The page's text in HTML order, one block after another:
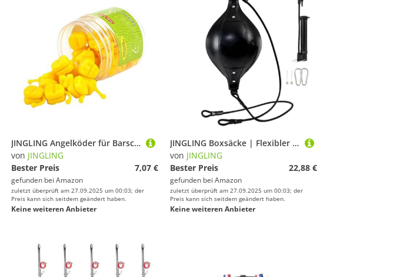
JINGLING Angelköder für Barsch, 25 Stück, Design Mais | Schwimmender Köder für , weicher Köder für Männer, Frauen, Süßwasserangeln, Fluss, See und Meer
von JINGLING
Bester Preis
7,07 €
gefunden bei Amazon
zuletzt überprüft am 27.09.2025 um 00:03; der
Preis kann sich seitdem geändert haben.
Keine weiteren Anbieter
JINGLING Boxsäcke | Flexibler Boxball, doppelter Boxsack aus PU-Leder, tragbar, für Training zu Hause und im Freien
von JINGLING
Bester Preis
22,88 €
gefunden bei Amazon
zuletzt überprüft am 27.09.2025 um 00:03; der
Preis kann sich seitdem geändert haben.
Keine weiteren Anbieter